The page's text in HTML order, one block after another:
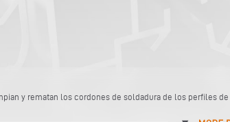
y rematan los cordones de soldadura de los perfiles